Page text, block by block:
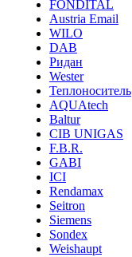
FONDITAL
Austria Email
WILO
DAB
Ридан
Wester
Теплоноситель
AQUAtech
Baltur
CIB UNIGAS
F.B.R.
GABI
ICI
Rendamax
Seitron
Siemens
Sondex
Weishaupt